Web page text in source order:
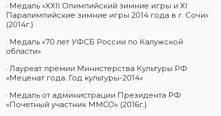
· Медаль «XXII Олимпийский зимние игры и XI
Паралимпийские зимние игры 2014 года в г. Сочи»
(2014г.)
· Медаль «70 лет УФСБ России по Калужской
области»
· Лауреат премии Министерства Культуры РФ
«Меценат года. Год культуры-2014»
· Медаль от администрации Президента РФ
«Почетный участник ММСО» (2016г.)